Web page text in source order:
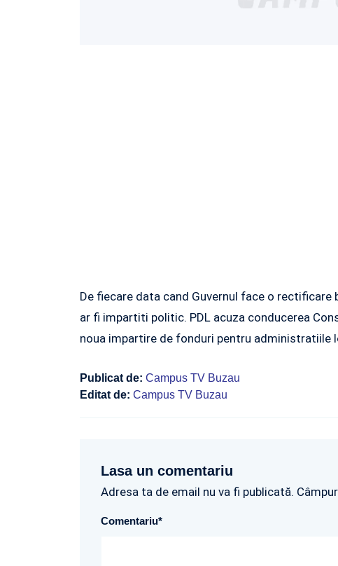
De fiecare data cand Guvernul face o
ar fi impartiti politic. PDL acuza conducerea
noua impartire de fonduri pentru administratiile
Publicat de: Campus TV Buzau
Editat de: Campus TV Buzau
Lasa un comentariu
Adresa ta de email nu va fi publicată.
Comentariu*